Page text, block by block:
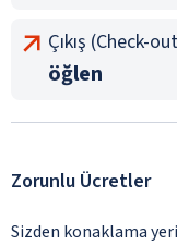
Çıkış (Check-
öğlen
Zorunlu Ücretler
Sizden konaklama